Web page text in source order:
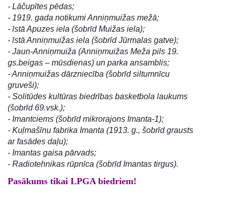
- Lāčupītes pēdas;
- 1919. gada notikumi Anniņmuižas mežā;
- īstā Apuzes iela (šobrīd Muižas iela);
- īstā Anniņmuižas iela (šobrīd Jūrmalas gatve);
- Jaun-Anniņmuiža (Anniņmuižas Meža pils 19.
gs.beigas – mūsdienas) un parka ansamblis;
- Anniņmuižas dārzniecība (šobrīd siltumnīcu
gruveši);
- Solitūdes kultūras biedrības basketbola laukums
(šobrīd 69.vsk.);
- Imantciems (šobrīd mikrorajons Imanta-1);
- Kuļmašīnu fabrika Imanta (1913. g., šobrīd grausts
ar fasādes daļu);
- Imantas gaisa pārvads;
- Radiotehnikas rūpnīca (šobrīd Imantas tirgus).
Pasākums tikai LPGA biedriem!